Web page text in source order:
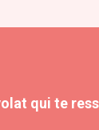
qui te